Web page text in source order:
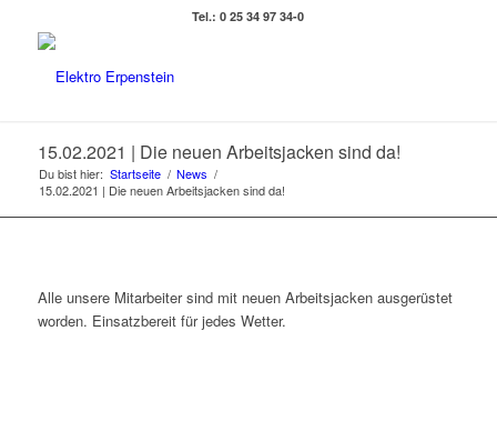
Tel.: 0 25 34 97 34-0
15.02.2021 | Die neuen Arbeitsjacken sind da!
Du bist hier: Startseite / News /
15.02.2021 | Die neuen Arbeitsjacken sind da!
Alle unsere Mitarbeiter sind mit neuen Arbeitsjacken ausgerüstet
worden. Einsatzbereit für jedes Wetter.